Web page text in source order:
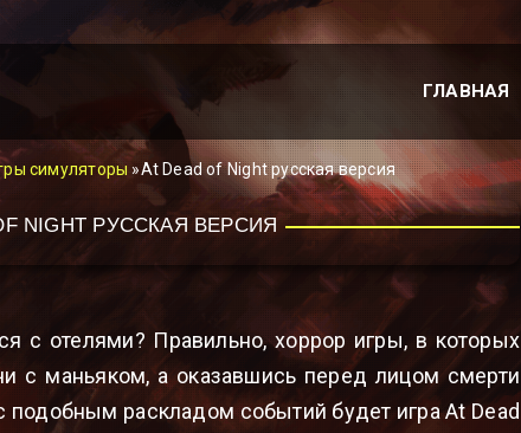
ГЛАВНАЯ
симуляторы»At Dead of Night русская версия
NIGHT РУССКАЯ ВЕРСИЯ
с отелями? Правильно, хоррор игры, в которых
с маньяком, а оказавшись перед лицом смерти
раскладом событий будет игра At Dead